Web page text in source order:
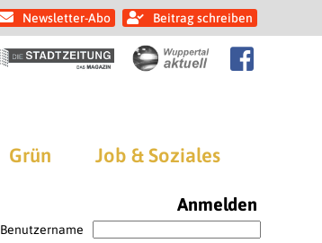
Newsletter-Abo Beitrag schreiben
Grün Job & Soziales
Anmelden
Benutzername